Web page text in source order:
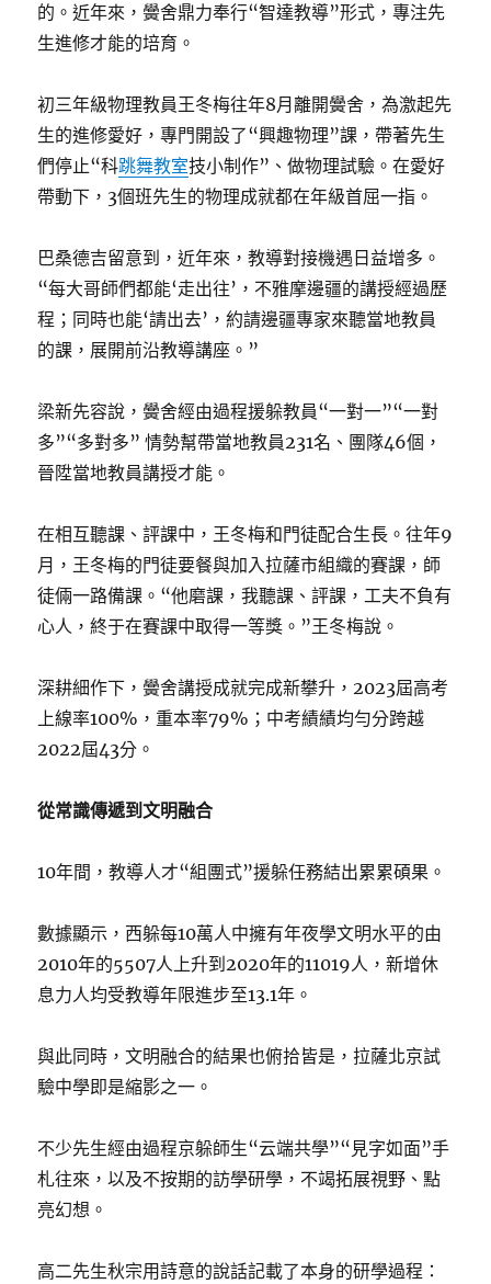
的。近年來，黌舍鼎力奉行“智達教導”形式，專注先
生進修才能的培育。
初三年級物理教員王冬梅往年8月離開黌舍，為激起先
生的進修愛好，專門開設了“興趣物理”課，帶著先生
們停止“科跳舞教室技小制作”、做物理試驗。在愛好
帶動下，3個班先生的物理成就都在年級首屈一指。
巴桑德吉留意到，近年來，教導對接機遇日益增多。
“每大哥師們都能‘走出往’，不雅摩邊疆的講授經過歷
程；同時也能‘請出去’，約請邊疆專家來聽當地教員
的課，展開前沿教導講座。”
梁新先容說，黌舍經由過程援躲教員“一對一”“一對
多”“多對多” 情勢幫帶當地教員231名、團隊46個，
晉陞當地教員講授才能。
在相互聽課、評課中，王冬梅和門徒配合生長。往年9
月，王冬梅的門徒要餐與加入拉薩市組織的賽課，師
徒倆一路備課。“他磨課，我聽課、評課，工夫不負有
心人，終于在賽課中取得一等獎。”王冬梅說。
深耕細作下，黌舍講授成就完成新攀升，2023屆高考
上線率100%，重本率79%；中考績績均勻分跨越
2022屆43分。
從常識傳遞到文明融合
10年間，教導人才“組團式”援躲任務結出累累碩果。
數據顯示，西躲每10萬人中擁有年夜學文明水平的由
2010年的5507人上升到2020年的11019人，新增休
息力人均受教導年限進步至13.1年。
與此同時，文明融合的結果也俯拾皆是，拉薩北京試
驗中學即是縮影之一。
不少先生經由過程京躲師生“云端共學”“見字如面”手
札往來，以及不按期的訪學研學，不竭拓展視野、點
亮幻想。
高二先生秋宗用詩意的說話記載了本身的研學過程：